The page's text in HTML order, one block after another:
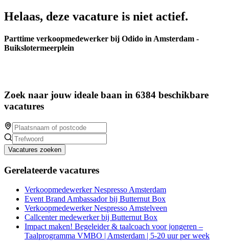
Helaas, deze vacature is niet actief.
Parttime verkoopmedewerker bij Odido in Amsterdam -
Buikslotermeerplein
Zoek naar jouw ideale baan in 6384 beschikbare
vacatures
Vacatures zoeken
Gerelateerde vacatures
Verkoopmedewerker Nespresso Amsterdam
Event Brand Ambassador bij Butternut Box
Verkoopmedewerker Nespresso Amstelveen
Callcenter medewerker bij Butternut Box
Impact maken! Begeleider & taalcoach voor jongeren –
Taalprogramma VMBO | Amsterdam | 5-20 uur per week